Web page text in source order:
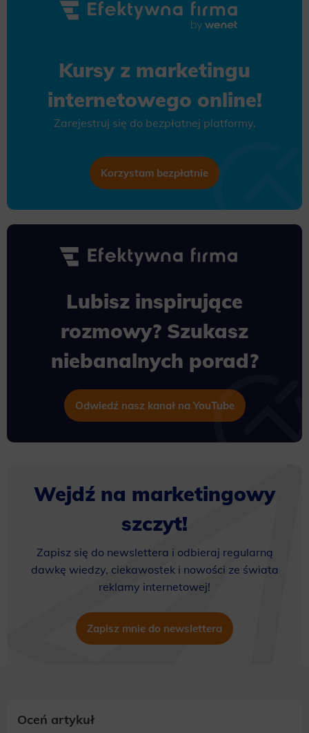
Kursy z marketingu
internetowego online!
Zarejestruj się do bezpłatnej platformy.
Korzystam bezpłatnie
Lubisz inspirujące
rozmowy? Szukasz
niebanalnych porad?
Odwiedź nasz kanał na YouTube
Wejdź na marketingowy
szczyt!
Zapisz się do newslettera i odbieraj regularną
dawkę wiedzy, ciekawostek i nowości ze świata
reklamy internetowej!
Zapisz mnie do newslettera
Oceń artykuł